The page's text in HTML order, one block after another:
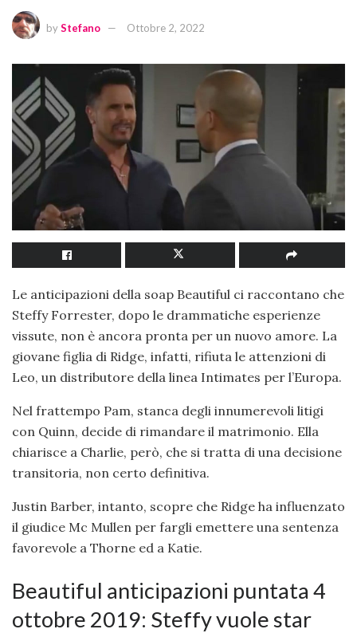
byStefano Ottobre 2, 2022
Le anticipazioni della soap Beautiful ci raccontano che
Steffy Forrester, dopo le drammatiche esperienze
vissute, non è ancora pronta per un nuovo amore. La
giovane figlia di Ridge, infatti, rifiuta le attenzioni di
Leo, un distributore della linea Intimates per l’Europa.
Nel frattempo Pam, stanca degli innumerevoli litigi
con Quinn, decide di rimandare il matrimonio. Ella
chiarisce a Charlie, però, che si tratta di una decisione
transitoria, non certo definitiva.
Justin Barber, intanto, scopre che Ridge ha influenzato
il giudice Mc Mullen per fargli emettere una sentenza
favorevole a Thorne ed a Katie.
Beautiful anticipazioni puntata 4
ottobre 2019: Steffy vuole star